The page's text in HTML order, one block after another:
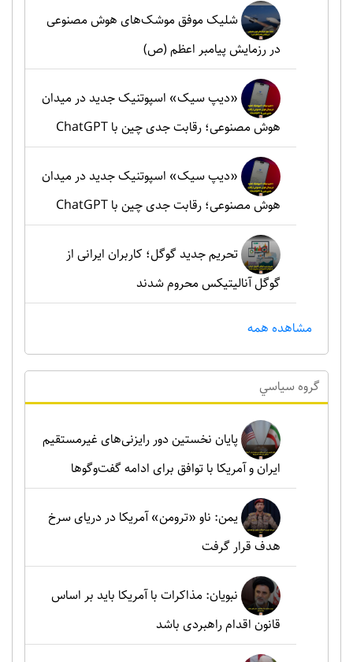
شلیک موفق موشک‌های هوش مصنوعی
در رزمایش پیامبر اعظم (ص)
«دیپ سیک» اسپوتنیک جدید در میدان
هوش مصنوعی؛ رقابت جدی چین با ChatGPT
«دیپ سیک» اسپوتنیک جدید در میدان
هوش مصنوعی؛ رقابت جدی چین با ChatGPT
تحریم جدید گوگل؛ کاربران ایرانی از
گوگل آنالیتیکس محروم شدند
مشاهده همه
گروه سياسي
پایان نخستین دور رایزنی‌های غیرمستقیم
ایران و آمریکا با توافق برای ادامه گفت‌وگوها
یمن: ناو «ترومن» آمریکا در دریای سرخ
هدف قرار گرفت
نبویان: مذاکرات با آمریکا باید بر اساس
قانون اقدام راهبردی باشد